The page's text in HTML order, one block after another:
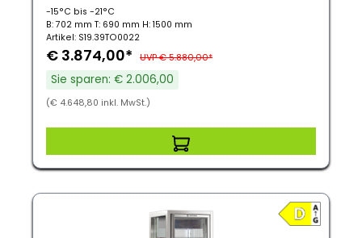
Umluftkühlung, Marilyn 276BTQ.S
-15°C bis -21°C
B: 702 mm T: 690 mm H: 1500 mm
Artikel: S19.39TO0022
€ 3.874,00* UVP € 5.880,00*
Sie sparen: € 2.006,00
(€ 4.648,80 inkl. MwSt.)